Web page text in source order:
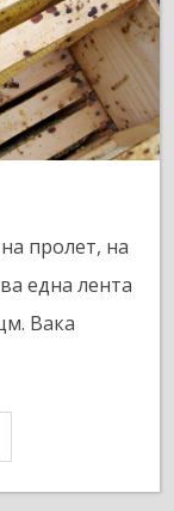
пролет, на
една лента
Вака